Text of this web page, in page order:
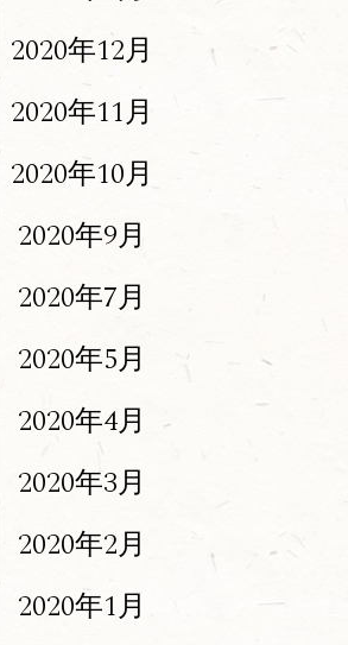
2020年12月
2020年11月
2020年10月
2020年9月
2020年7月
2020年5月
2020年4月
2020年3月
2020年2月
2020年1月